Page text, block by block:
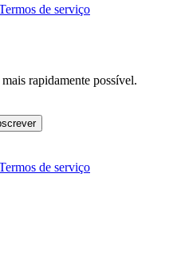
de serviço
rapidamente possível.
de serviço